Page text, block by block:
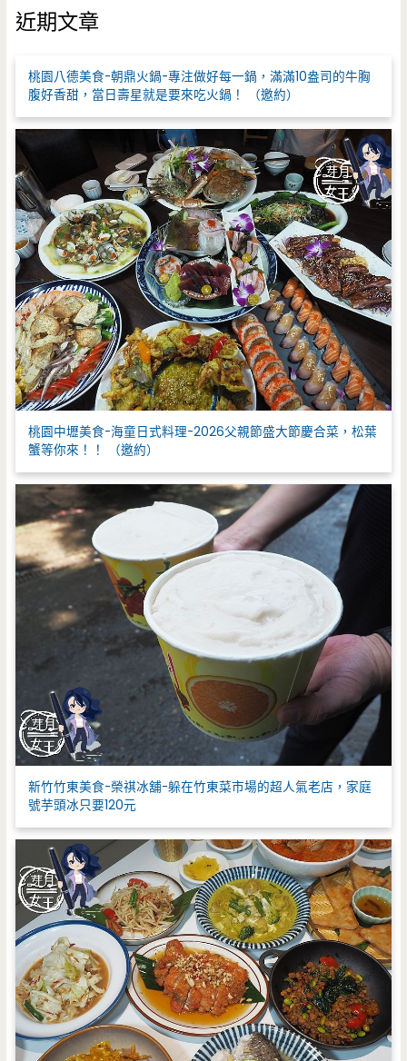
鍵
字
近期文章
桃園八德美食-朝鼎火鍋-專注做好每一鍋，滿滿10盎司的牛胸
腹好香甜，當日壽星就是要來吃火鍋！ （邀約）
桃園中壢美食-海童日式料理-2026父親節盛大節慶合菜，松葉
蟹等你來！！ （邀約）
新竹竹東美食-榮祺冰舖-躲在竹東菜市場的超人氣老店，家庭
號芋頭冰只要120元